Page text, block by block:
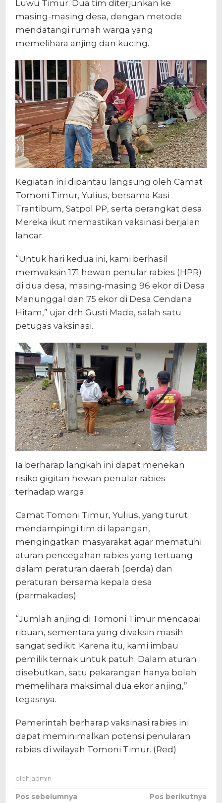
Luwu Timur. Dua tim diterjunkan ke
masing-masing desa, dengan metode
mendatangi rumah warga yang
memelihara anjing dan kucing.
Kegiatan ini dipantau langsung oleh Camat
Tomoni Timur, Yulius, bersama Kasi
Trantibum, Satpol PP, serta perangkat desa.
Mereka ikut memastikan vaksinasi berjalan
lancar.
“Untuk hari kedua ini, kami berhasil
memvaksin 171 hewan penular rabies (HPR)
di dua desa, masing-masing 96 ekor di Desa
Manunggal dan 75 ekor di Desa Cendana
Hitam,” ujar drh Gusti Made, salah satu
petugas vaksinasi.
Ia berharap langkah ini dapat menekan
risiko gigitan hewan penular rabies
terhadap warga.
Camat Tomoni Timur, Yulius, yang turut
mendampingi tim di lapangan,
mengingatkan masyarakat agar mematuhi
aturan pencegahan rabies yang tertuang
dalam peraturan daerah (perda) dan
peraturan bersama kepala desa
(permakades).
“Jumlah anjing di Tomoni Timur mencapai
ribuan, sementara yang divaksin masih
sangat sedikit. Karena itu, kami imbau
pemilik ternak untuk patuh. Dalam aturan
disebutkan, satu pekarangan hanya boleh
memelihara maksimal dua ekor anjing,”
tegasnya.
Pemerintah berharap vaksinasi rabies ini
dapat meminimalkan potensi penularan
rabies di wilayah Tomoni Timur. (Red)
oleh admin
Navigasi
Pos sebelumnya
Pos berikutnya